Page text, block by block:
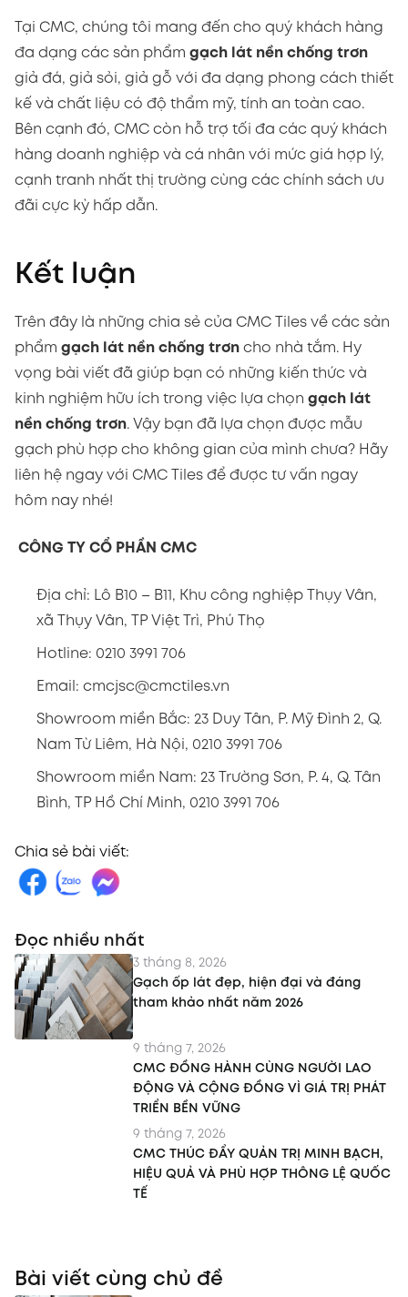
Tại CMC, chúng tôi mang đến cho quý khách hàng
đa dạng các sản phẩm gạch lát nền chống trơn
giả đá, giả sỏi, giả gỗ với đa dạng phong cách thiết
kế và chất liệu có độ thẩm mỹ, tính an toàn cao.
Bên cạnh đó, CMC còn hỗ trợ tối đa các quý khách
hàng doanh nghiệp và cá nhân với mức giá hợp lý,
cạnh tranh nhất thị trường cùng các chính sách ưu
đãi cực kỳ hấp dẫn.
Kết luận
Trên đây là những chia sẻ của CMC Tiles về các sản
phẩm gạch lát nền chống trơn cho nhà tắm. Hy
vọng bài viết đã giúp bạn có những kiến thức và
kinh nghiệm hữu ích trong việc lựa chọn gạch lát
nền chống trơn. Vậy bạn đã lựa chọn được mẫu
gạch phù hợp cho không gian của mình chưa? Hãy
liên hệ ngay với CMC Tiles để được tư vấn ngay
hôm nay nhé!
CÔNG TY CỔ PHẦN CMC
Địa chỉ: Lô B10 – B11, Khu công nghiệp Thụy Vân,
xã Thụy Vân, TP Việt Trì, Phú Thọ
Hotline: 0210 3991 706
Email: cmcjsc@cmctiles.vn
Showroom miền Bắc: 23 Duy Tân, P. Mỹ Đình 2, Q.
Nam Từ Liêm, Hà Nội, 0210 3991 706
Showroom miền Nam: 23 Trường Sơn, P. 4, Q. Tân
Bình, TP Hồ Chí Minh, 0210 3991 706
Chia sẻ bài viết:
Đọc nhiều nhất
3 tháng 8, 2026
Gạch ốp lát đẹp, hiện đại và đáng
tham khảo nhất năm 2026
9 tháng 7, 2026
CMC ĐỒNG HÀNH CÙNG NGƯỜI LAO
ĐỘNG VÀ CỘNG ĐỒNG VÌ GIÁ TRỊ PHÁT
TRIỂN BỀN VỮNG
9 tháng 7, 2026
CMC THÚC ĐẨY QUẢN TRỊ MINH BẠCH,
HIỆU QUẢ VÀ PHÙ HỢP THÔNG LỆ QUỐC
TẾ
Bài viết cùng chủ đề